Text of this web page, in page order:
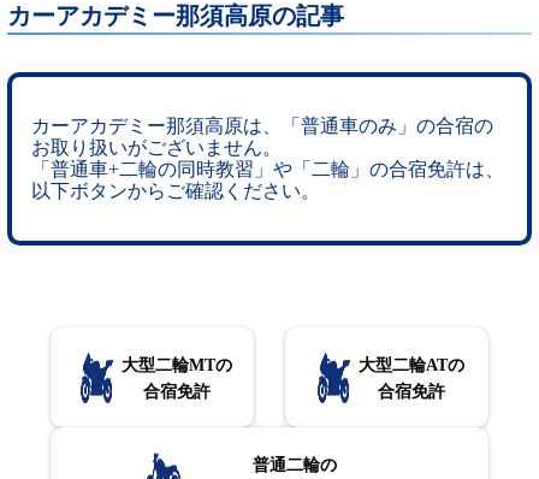
カーアカデミー那須高原の記事
カーアカデミー那須高原は、「普通車のみ」の合宿の
お取り扱いがございません。
「普通車+二輪の同時教習」や「二輪」の合宿免許は、
以下ボタンからご確認ください。
大型二輪MTの
合宿免許
大型二輪ATの
合宿免許
普通二輪の